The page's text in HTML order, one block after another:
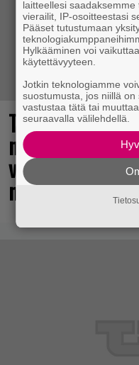
The Legend of
näyttelijöistä
vastikään
mukana?
laitteellesi
vierailit, IP-osoitteestasi
Pääset tutustumaan
Hylkääminen voi
käytettävyyteen.
Jotkin teknologiamme
suostumusta, jos niillä
vastustaa tätä tai
seuraavalla välilehdellä.